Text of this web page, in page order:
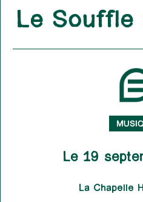
Le Souffle
Le 19
La Chapelle